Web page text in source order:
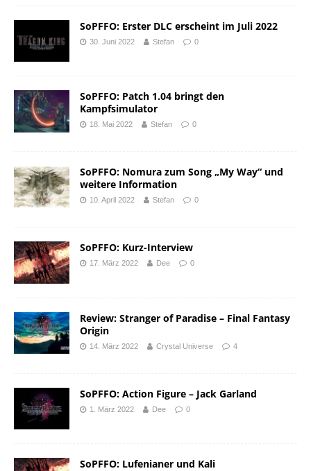
SoPFFO: Erster DLC erscheint im Juli 2022
30. Juni 2022 Stefan 0
SoPFFO: Patch 1.04 bringt den
Kampfsimulator
18. Mai 2022 Stefan 0
SoPFFO: Nomura zum Song „My Way“ und
weitere Information
10. April 2022 Stefan 0
SoPFFO: Kurz-Interview
17. März 2022 Dee 0
Review: Stranger of Paradise – Final Fantasy
Origin
14. März 2022 Crystal Universe 4
SoPFFO: Action Figure – Jack Garland
1. März 2022 Dee 0
SoPFFO: Lufenianer und Kali